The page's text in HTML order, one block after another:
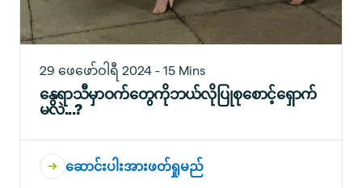
29 ဖေဖော်ဝါရီ 2024 - 15 Mins
နွေရာသီမှာဝက်တွေကိုဘယ်လိုပြုစုစောင့်ရှောက်
မလဲ...?
ဆောင်းပါးအားဖတ်ရှုမည်